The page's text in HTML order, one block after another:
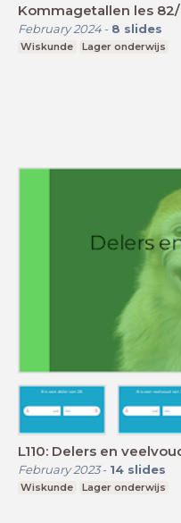
Kommagetallen les
February 2024- 8 slides
Wiskunde Lager onderwijs
L110: Delers en
February 2023- 14 slides
Wiskunde Lager onderwijs